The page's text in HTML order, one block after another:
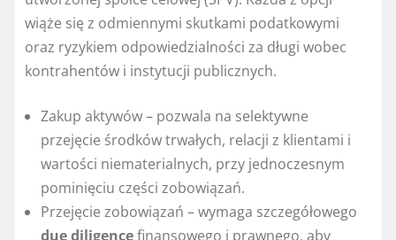
wiąże się z odmiennymi skutkami podatkowymi
oraz ryzykiem odpowiedzialności za długi wobec
kontrahentów i instytucji publicznych.
Zakup aktywów – pozwala na selektywne
przejęcie środków trwałych, relacji z klientami i
wartości niematerialnych, przy jednoczesnym
pominięciu części zobowiązań.
Przejęcie zobowiązań – wymaga szczegółowego
due diligencefinansowego i prawnego, aby